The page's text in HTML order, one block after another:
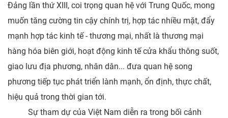
Đảng lần thứ XIII, coi trọng quan hệ với Trung Quốc, mong
muốn tăng cường tin cậy chính trị, hợp tác nhiều mặt, đẩy
mạnh hợp tác kinh tế - thương mại, nhất là thương mại
hàng hóa biên giới, hoạt động kinh tế cửa khẩu thông suốt,
giao lưu địa phương, nhân dân... đưa quan hệ song
phương tiếp tục phát triển lành mạnh, ổn định, thực chất,
hiệu quả trong thời gian tới.
Sự tham dự của Việt Nam diễn ra trong bối cảnh